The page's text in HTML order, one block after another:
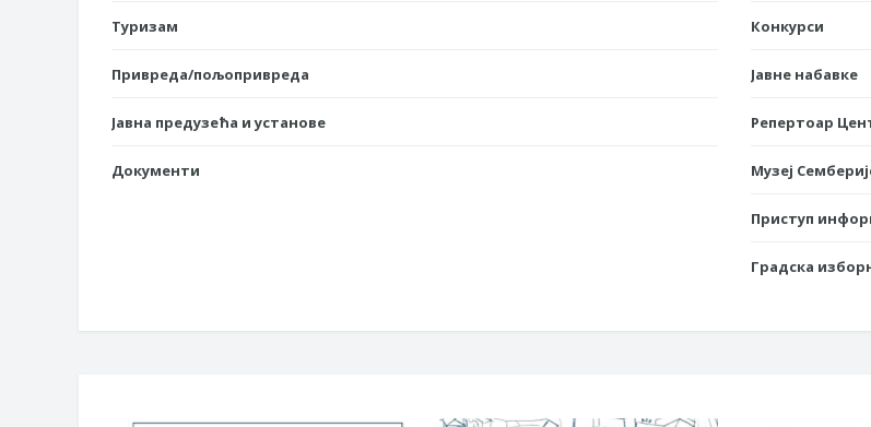
Туризам
Привреда/пољопривреда
Јавна предузећа и установе
Документи
Конкурси
Јавне набавке
Репертоар
Музеј
Приступ
Градска